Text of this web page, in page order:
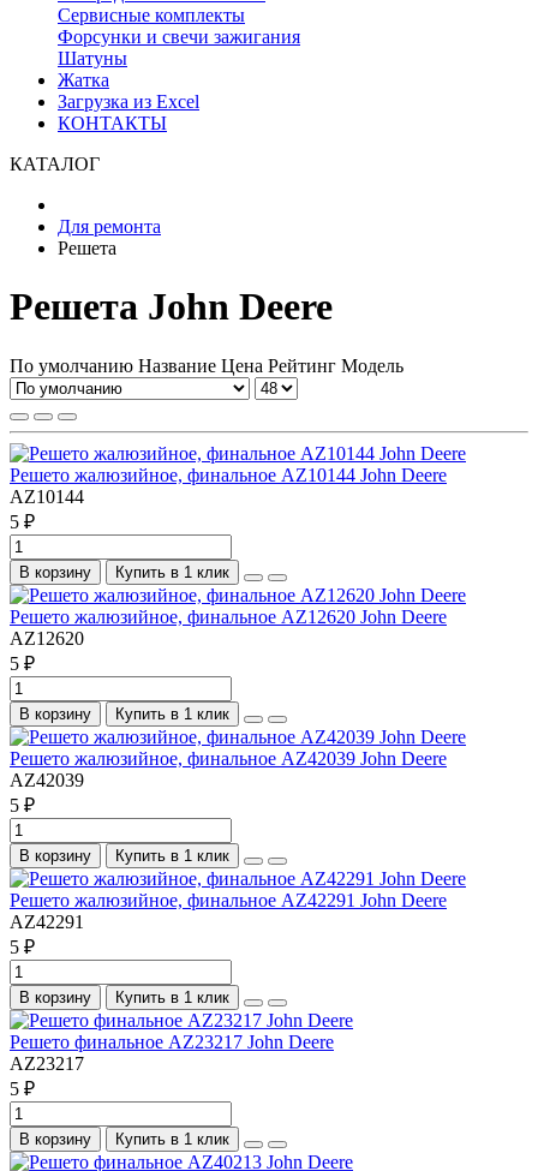
Сервисные комплекты
Форсунки и свечи зажигания
Шатуны
Жатка
Загрузка из Excel
КОНТАКТЫ
КАТАЛОГ
Для ремонта
Решета
Решета John Deere
По умолчанию Название Цена Рейтинг Модель
Решето жалюзийное, финальное AZ10144 John Deere
AZ10144
5 ₽
В корзину Купить в 1 клик
Решето жалюзийное, финальное AZ12620 John Deere
AZ12620
5 ₽
В корзину Купить в 1 клик
Решето жалюзийное, финальное AZ42039 John Deere
AZ42039
5 ₽
В корзину Купить в 1 клик
Решето жалюзийное, финальное AZ42291 John Deere
AZ42291
5 ₽
В корзину Купить в 1 клик
Решето финальное AZ23217 John Deere
AZ23217
5 ₽
В корзину Купить в 1 клик